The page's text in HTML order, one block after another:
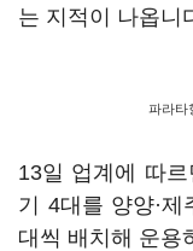
는 지적이 나옵니
파라타
13일 업계에 따
기 4대를 양양·제
대씩 배치해 운용